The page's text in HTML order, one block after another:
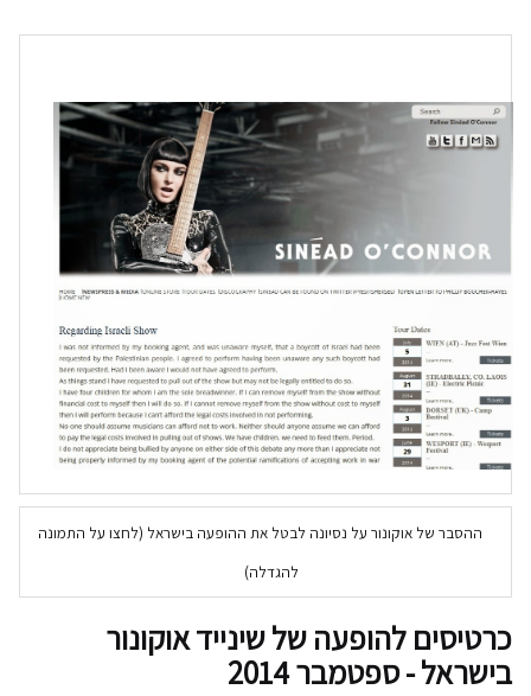
ההסבר של אוקונור על נסיונה לבטל את ההופעה בישראל (לחצו על התמונה
להגדלה)
כרטיסים להופעה של שינייד אוקונור
בישראל - ספטמבר 2014